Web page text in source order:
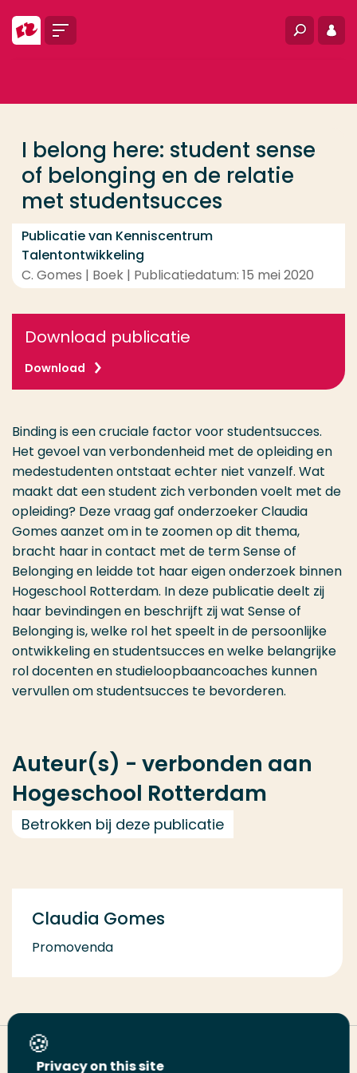
Menu Zoeken
I belong here: student sense
of belonging en de relatie
met studentsucces
Publicatie van Kenniscentrum
Talentontwikkeling
C. Gomes | Boek | Publicatiedatum: 15 mei 2020
Download publicatie
Download
Binding is een cruciale factor voor studentsucces.
Het gevoel van verbondenheid met de opleiding en
medestudenten ontstaat echter niet vanzelf. Wat
maakt dat een student zich verbonden voelt met de
opleiding? Deze vraag gaf onderzoeker Claudia
Gomes aanzet om in te zoomen op dit thema,
bracht haar in contact met de term Sense of
Belonging en leidde tot haar eigen onderzoek binnen
Hogeschool Rotterdam. In deze publicatie deelt zij
haar bevindingen en beschrijft zij wat Sense of
Belonging is, welke rol het speelt in de persoonlijke
ontwikkeling en studentsucces en welke belangrijke
rol docenten en studieloopbaancoaches kunnen
vervullen om studentsucces te bevorderen.
Auteur(s) - verbonden aan
Hogeschool Rotterdam
Betrokken bij deze publicatie
Claudia Gomes
Promovenda
Deel deze pagina
Opleiding
Contact
Privacy on this site